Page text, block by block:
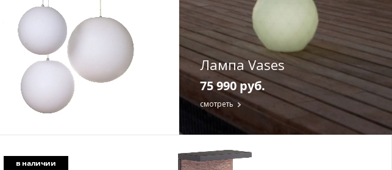
смотреть
Лампа Vases
75 990 руб.
в наличии